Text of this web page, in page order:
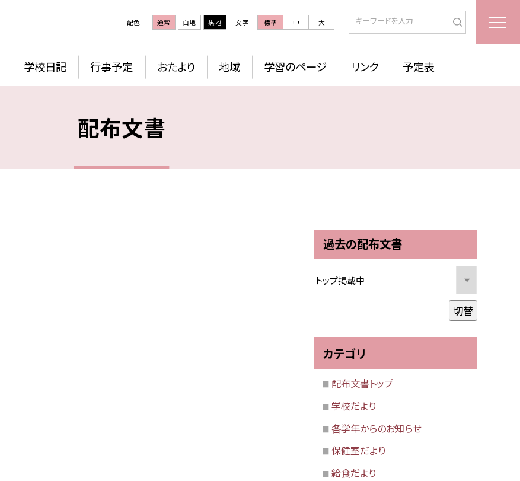
配色 通常 白地 黒地 文字 標準 中 大
学校日記 行事予定 おたより 地域 学習のページ リンク 予定表
配布文書
過去の配布文書
切替
カテゴリ
配布文書トップ
学校だより
各学年からのお知らせ
保健室だより
給食だより